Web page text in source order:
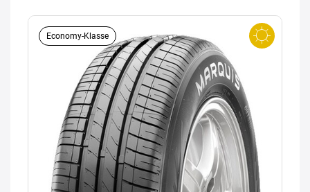
Economy-Klasse